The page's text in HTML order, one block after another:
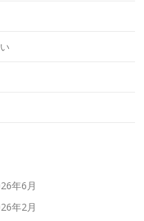
年6月
年2月